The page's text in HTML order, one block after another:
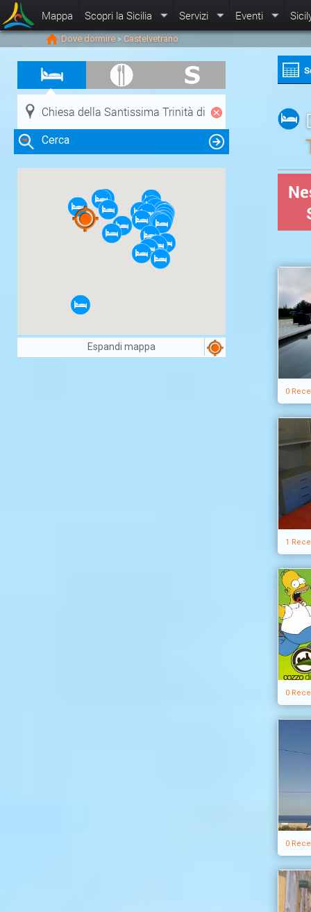
Mappa Scopri la Sicilia Servizi Eventi
Dove dormire > Castelvetrano
Cerca
Clicca su una risorsa nella mappa
per visualizzare le informazioni
Espandi mappa
0
1
0
0